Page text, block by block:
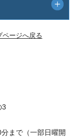
ページへ戻る
3
まで（一部日曜開